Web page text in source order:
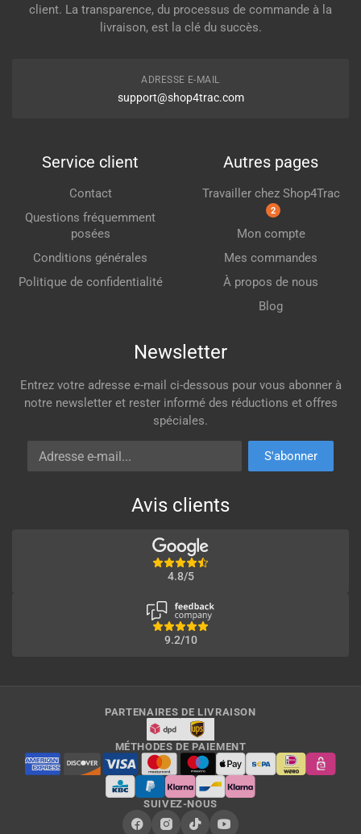
client. La transparence, du processus de commande à la
livraison, est la clé du succès.
ADRESSE E-MAIL
support@shop4trac.com
Service client
Contact
Questions fréquemment
posées
Conditions générales
Politique de confidentialité
Autres pages
Travailler chez Shop4Trac
2
Mon compte
Mes commandes
À propos de nous
Blog
Newsletter
Entrez votre adresse e-mail ci-dessous pour vous abonner à
notre newsletter et rester informé des réductions et offres
spéciales.
Adresse e-mail
S'abonner
Avis clients
4.8/5
9.2/10
PARTENAIRES DE LIVRAISON
MÉTHODES DE PAIEMENT
SUIVEZ-NOUS